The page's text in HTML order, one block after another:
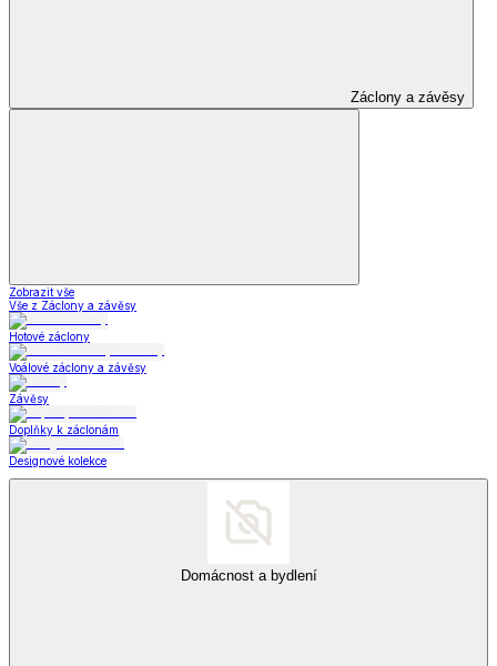
Záclony a závěsy
Zobrazit vše
Vše z Záclony a závěsy
Hotové záclony
Voálové záclony a závěsy
Závěsy
Doplňky k záclonám
Designové kolekce
Domácnost a bydlení